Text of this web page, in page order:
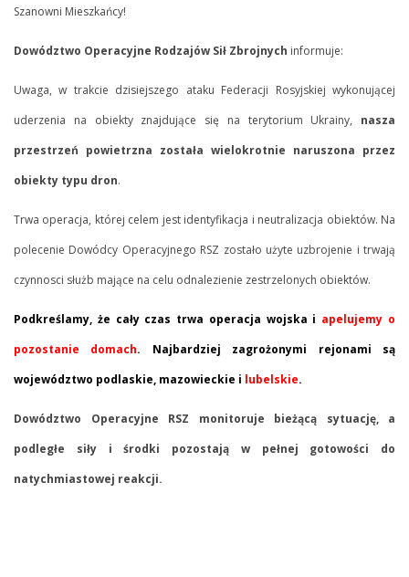
Szanowni Mieszkańcy!
Dowództwo Operacyjne Rodzajów Sił Zbrojnych informuje:
Uwaga, w trakcie dzisiejszego ataku Federacji Rosyjskiej wykonującej
uderzenia na obiekty znajdujące się na terytorium Ukrainy, nasza
przestrzeń powietrzna została wielokrotnie naruszona przez
obiekty typu dron.
Trwa operacja, której celem jest identyfikacja i neutralizacja obiektów. Na
polecenie Dowódcy Operacyjnego RSZ zostało użyte uzbrojenie i trwają
czynnosci służb mające na celu odnalezienie zestrzelonych obiektów.
Podkreślamy, że cały czas trwa operacja wojska i apelujemy o
pozostanie domach. Najbardziej zagrożonymi rejonami są
województwo podlaskie, mazowieckie i lubelskie.
Dowództwo Operacyjne RSZ monitoruje bieżącą sytuację, a
podległe siły i środki pozostają w pełnej gotowości do
natychmiastowej reakcji.